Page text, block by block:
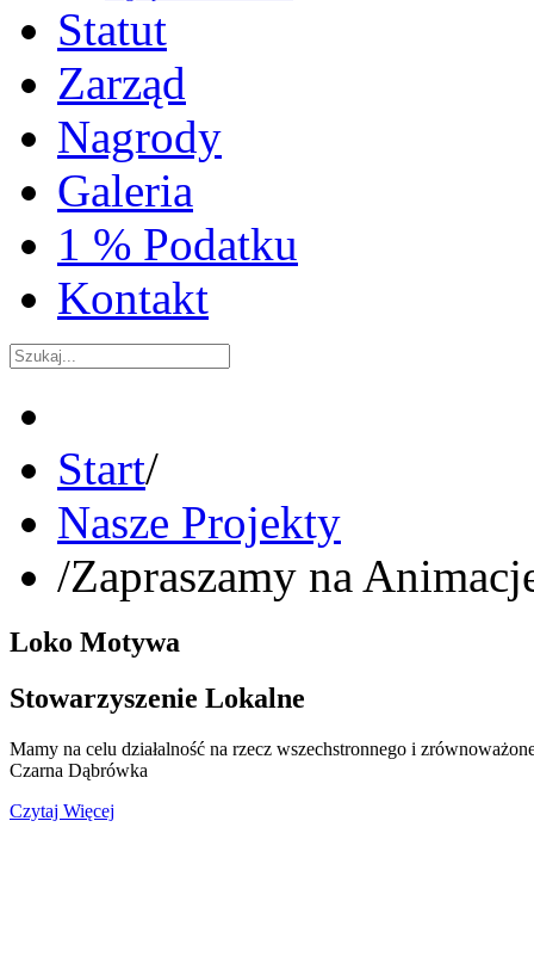
Statut
Zarząd
Nagrody
Galeria
1 % Podatku
Kontakt
Start/
Nasze Projekty
/Zapraszamy na
Loko Motywa
Stowarzyszenie Lokalne
Mamy na celu działalność na rzecz wszechstronnego i
Czarna Dąbrówka
Czytaj Więcej